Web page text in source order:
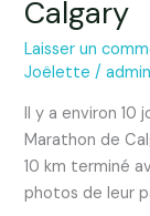
Calgary
Laisser un
Joëlette /
Il y a environ 10
Marathon de
10 km terminé
photos de leur